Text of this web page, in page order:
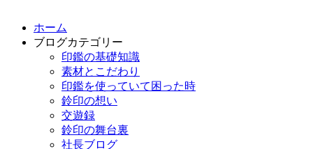
ホーム
ブログカテゴリー
印鑑の基礎知識
素材とこだわり
印鑑を使っていて困った時
鈴印の想い
交遊録
鈴印の舞台裏
社長ブログ